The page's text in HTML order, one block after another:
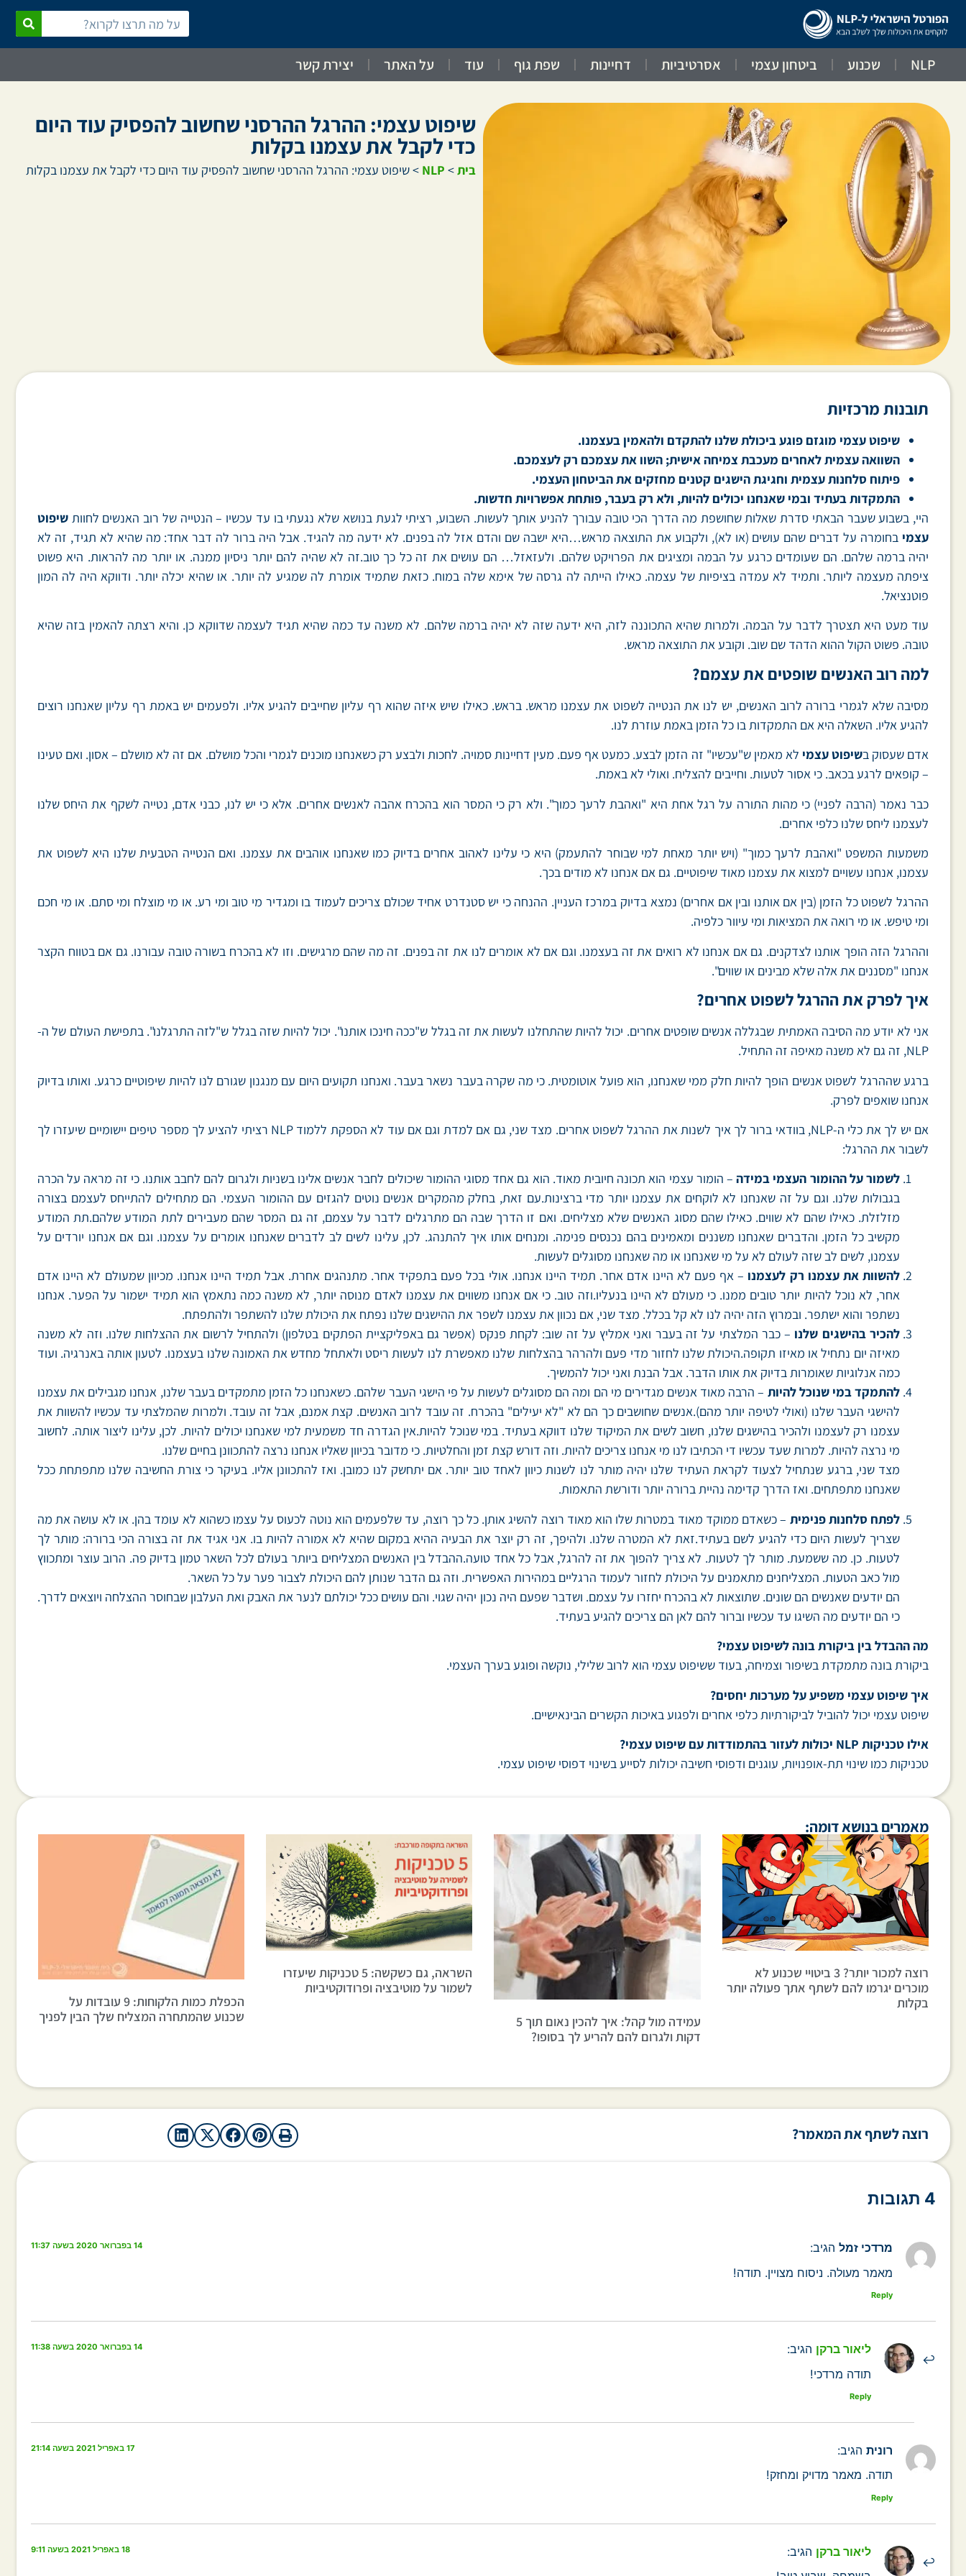
NLP שכנוע ביטחון עצמי אסרטיביות דחיינות שפת גוף עוד על האתר יצירת קשר
שיפוט עצמי: ההרגל ההרסני שחשוב להפסיק עוד היום
כדי לקבל את עצמנו בקלות
בית>
NLP
>שיפוט עצמי: ההרגל ההרסני שחשוב להפסיק עוד היום כדי לקבל את עצמנו בקלות
תובנות מרכזיות
שיפוט עצמי מוגזם פוגע ביכולת שלנו להתקדם ולהאמין בעצמנו.
השוואה עצמית לאחרים מעכבת צמיחה אישית; השוו את עצמכם רק לעצמכם.
פיתוח סלחנות עצמית וחגיגת הישגים קטנים מחזקים את הביטחון העצמי.
התמקדות בעתיד ובמי שאנחנו יכולים להיות, ולא רק בעבר, פותחת אפשרויות חדשות.
היי, בשבוע שעבר הבאתי סדרת שאלות שחושפת מה הדרך הכי טובה עבורך להניע אותך לעשות. השבוע, רציתי לגעת בנושא שלא נגעתי בו עד עכשיו – הנטייה של רוב האנשים לחוות שיפוט
עצמי בחומרה על דברים שהם עושים (או לא), ולקבוע את התוצאה מראש…היא ישבה שם והדם אזל לה בפנים. לא ידעה מה להגיד. אבל היה ברור לה דבר אחד: מה שהיא לא תגיד, זה לא
יהיה ברמה שלהם. הם שעומדים כרגע על הבמה ומציגים את הפרויקט שלהם. ולעזאזל… הם עושים את זה כל כך טוב.זה לא שהיה להם יותר ניסיון ממנה. או יותר מה להראות. היא פשוט
ציפתה מעצמה ליותר. ותמיד לא עמדה בציפיות של עצמה. כאילו הייתה לה גרסה של אימא שלה במוח. כזאת שתמיד אומרת לה שמגיע לה יותר. או שהיא יכלה יותר. ודווקא היה לה המון
פוטנציאל.
עוד מעט היא תצטרך לדבר על הבמה. ולמרות שהיא התכוננה לזה, היא ידעה שזה לא יהיה ברמה שלהם. לא משנה עד כמה שהיא תגיד לעצמה שדווקא כן. והיא רצתה להאמין בזה שהיא
טובה. פשוט הקול ההוא הדהד שם שוב. וקובע את התוצאה מראש.
למה רוב האנשים שופטים את עצמם?
מסיבה שלא לגמרי ברורה לרוב האנשים, יש לנו את הנטייה לשפוט את עצמנו מראש. בראש. כאילו שיש איזה שהוא רף עליון שחייבים להגיע אליו. ולפעמים יש באמת רף עליון שאנחנו רוצים
להגיע אליו. השאלה היא אם התמקדות בו כל הזמן באמת עוזרת לנו.
אדם שעסוק בשיפוט עצמי לא מאמין ש"עכשיו" זה הזמן לבצע. כמעט אף פעם. מעין דחיינות סמויה. לחכות ולבצע רק כשאנחנו מוכנים לגמרי והכל מושלם. אם זה לא מושלם – אסון. ואם טעינו
– קופאים לרגע בכאב. כי אסור לטעות. וחייבים להצליח. ואולי לא באמת.
כבר נאמר (הרבה לפניי) כי מהות התורה על רגל אחת היא "ואהבת לרעך כמוך". ולא רק כי המסר הוא בהכרח אהבה לאנשים אחרים. אלא כי יש לנו, כבני אדם, נטייה לשקף את היחס שלנו
לעצמנו ליחס שלנו כלפי אחרים.
משמעות המשפט "ואהבת לרעך כמוך" (ויש יותר מאחת למי שבוחר להתעמק) היא כי עלינו לאהוב אחרים בדיוק כמו שאנחנו אוהבים את עצמנו. ואם הנטייה הטבעית שלנו היא לשפוט את
עצמנו, אנחנו עשויים למצוא את עצמנו מאוד שיפוטיים. גם אם אנחנו לא מודים בכך.
ההרגל לשפוט כל הזמן (בין אם אותנו ובין אם אחרים) נמצא בדיוק במרכז העניין. ההנחה כי יש סטנדרט אחיד שכולם צריכים לעמוד בו ומגדיר מי טוב ומי רע. או מי מוצלח ומי סתם. או מי חכם
ומי טיפש. או מי רואה את המציאות ומי עיוור כלפיה.
וההרגל הזה הופך אותנו לצדקנים. גם אם אנחנו לא רואים את זה בעצמנו. וגם אם לא אומרים לנו את זה בפנים. זה מה שהם מרגישים. וזו לא בהכרח בשורה טובה עבורנו. גם אם בטווח הקצר
אנחנו "מסננים את אלה שלא מבינים או שווים".
איך לפרק את ההרגל לשפוט אחרים?
אני לא יודע מה הסיבה האמתית שבגללה אנשים שופטים אחרים. יכול להיות שהתחלנו לעשות את זה בגלל ש"ככה חינכו אותנו". יכול להיות שזה בגלל ש"לזה התרגלנו". בתפישת העולם של ה-
NLP, זה גם לא משנה מאיפה זה התחיל.
ברגע שההרגל לשפוט אנשים הופך להיות חלק ממי שאנחנו, הוא פועל אוטומטית. כי מה שקרה בעבר נשאר בעבר. ואנחנו תקועים היום עם מנגנון שגורם לנו להיות שיפוטיים כרגע. ואותו בדיוק
אנחנו שואפים לפרק.
אם יש לך את כלי ה-NLP, בוודאי ברור לך איך לשנות את ההרגל לשפוט אחרים. מצד שני, גם אם למדת וגם אם עוד לא הספקת ללמוד NLP רציתי להציע לך מספר טיפים יישומיים שיעזרו לך
לשבור את ההרגל:
לשמור על ההומור העצמי במידה– הומור עצמי הוא תכונה חיובית מאוד. הוא גם אחד מסוגי ההומור שיכולים לחבר אנשים אלינו בשניות ולגרום להם לחבב אותנו. כי זה מראה על הכרה
בגבולות שלנו. וגם על זה שאנחנו לא לוקחים את עצמנו יותר מדי ברצינות.עם זאת, בחלק מהמקרים אנשים נוטים להגזים עם ההומור העצמי. הם מתחילים להתייחס לעצמם בצורה
מזלזלת. כאילו שהם לא שווים. כאילו שהם מסוג האנשים שלא מצליחים. ואם זו הדרך שבה הם מתרגלים לדבר על עצמם, זה גם המסר שהם מעבירים לתת המודע שלהם.תת המודע
מקשיב כל הזמן. והדברים שאנחנו משננים ומאמינים בהם נכנסים פנימה. ומנחים אותו איך להתנהג. לכן, עלינו לשים לב לדברים שאנחנו אומרים על עצמנו. וגם אם אנחנו יורדים על
עצמנו, לשים לב שזה לעולם לא על מי שאנחנו או מה שאנחנו מסוגלים לעשות.
להשוות את עצמנו רק לעצמנו – אף פעם לא היינו אדם אחר. תמיד היינו אנחנו. אולי בכל פעם בתפקיד אחר. מתנהגים אחרת. אבל תמיד היינו אנחנו. מכיוון שמעולם לא היינו אדם
אחר, לא נוכל להיות יותר טובים ממנו. כי מעולם לא היינו בנעליו.וזה טוב. כי אם אנחנו משווים את עצמנו לאדם מנוסה יותר, לא משנה כמה נתאמץ הוא תמיד ישמור על הפער. אנחנו
נשתפר והוא ישתפר. ובמרוץ הזה יהיה לנו לא קל בכלל. מצד שני, אם נכוון את עצמנו לשפר את ההישגים שלנו נפתח את היכולת שלנו להשתפר ולהתפתח.
להכיר בהישגים שלנו – כבר המלצתי על זה בעבר ואני אמליץ על זה שוב: לקחת פנקס (אפשר גם באפליקציית הפתקים בטלפון) ולהתחיל לרשום את ההצלחות שלנו. וזה לא משנה
מאיזה יום נתחיל או מאיזו תקופה.היכולת שלנו לחזור מדי פעם ולהרהר בהצלחות שלנו מאפשרת לנו לעשות ריסט ולאתחל מחדש את האמונה שלנו בעצמנו. לטעון אותה באנרגיה. ועוד
כמה אנלוגיות שאומרות בדיוק את אותו הדבר. אבל הבנת ואני יכול להמשיך.
להתמקד במי שנוכל להיות – הרבה מאוד אנשים מגדירים מי הם ומה הם מסוגלים לעשות על פי הישגי העבר שלהם. כשאנחנו כל הזמן מתמקדים בעבר שלנו, אנחנו מגבילים את עצמנו
להישגי העבר שלנו (ואולי לטיפה יותר מהם).אנשים שחושבים כך הם לא "לא יעילים" בהכרח. זה עובד לרוב האנשים. קצת אמנם, אבל זה עובד. ולמרות שהמלצתי עד עכשיו להשוות את
עצמנו רק לעצמנו ולהכיר בהישגים שלנו, חשוב לשים את המיקוד שלנו דווקא בעתיד. במי שנוכל להיות.אין הגדרה חד משמעית למי שאנחנו יכולים להיות. לכן, עלינו ליצור אותה. לחשוב
מי נרצה להיות. למרות שעד עכשיו די הכתיבו לנו מי אנחנו צריכים להיות. וזה דורש קצת זמן והחלטיות. כי מדובר בכיוון שאליו אנחנו נרצה להתכוונן בחיים שלנו.
מצד שני, ברגע שנתחיל לצעוד לקראת העתיד שלנו יהיה מותר לנו לשנות כיוון לאחד טוב יותר. אם יתחשק לנו כמובן. ואז להתכוונן אליו. בעיקר כי צורת החשיבה שלנו מתפתחת ככל
שאנחנו מתפתחים. ואז הדרך קדימה נהיית ברורה יותר ודורשת התאמות.
לפתח סלחנות פנימית – כשאדם ממוקד מאוד במטרות שלו הוא מאוד רוצה להשיג אותן. כל כך רוצה, עד שלפעמים הוא נוטה לכעוס על עצמו כשהוא לא עומד בהן. או לא עושה את מה
שצריך לעשות היום כדי להגיע לשם בעתיד.זאת לא המטרה שלנו. ולהיפך, זה רק יוצר את הבעיה ההיא במקום שהיא לא אמורה להיות בו. אני אגיד את זה בצורה הכי ברורה: מותר לך
לטעות. כן. מה ששמעת. מותר לך לטעות. לא צריך להפוך את זה להרגל, אבל כל אחד טועה.ההבדל בין האנשים המצליחים ביותר בעולם לכל השאר טמון בדיוק פה. הרוב עוצר ומתכווץ
מול כאב הטעות. המצליחנים מתאמנים על היכולת לחזור לעמוד הרגליים במהירות האפשרית. וזה גם הדבר שנותן להם היכולת לצבור פער על כל השאר.
הם יודעים שאנשים הם שונים. שתוצאות לא בהכרח יחזרו על עצמם. ושדבר שפעם היה נכון יהיה שגוי. והם עושים ככל יכולתם לנער את האבק ואת העלבון שבחוסר ההצלחה ויוצאים לדרך.
כי הם יודעים מה השיגו עד עכשיו וברור להם לאן הם צריכים להגיע בעתיד.
מה ההבדל בין ביקורת בונה לשיפוט עצמי?
ביקורת בונה מתמקדת בשיפור וצמיחה, בעוד ששיפוט עצמי הוא לרוב שלילי, נוקשה ופוגע בערך העצמי.
איך שיפוט עצמי משפיע על מערכות יחסים?
שיפוט עצמי יכול להוביל לביקורתיות כלפי אחרים ולפגוע באיכות הקשרים הבינאישיים.
אילו טכניקות NLP יכולות לעזור בהתמודדות עם שיפוט עצמי?
טכניקות כמו שינוי תת-אופנויות, עוגנים ודפוסי חשיבה יכולות לסייע בשינוי דפוסי שיפוט עצמי.
מאמרים בנושא דומה:
רוצה למכור יותר? 3 ביטויי שכנוע לא
מוכרים יגרמו להם לשתף אתך פעולה יותר
בקלות
עמידה מול קהל: איך להכין נאום תוך 5
דקות ולגרום להם להריע לך בסופו?
השראה, גם כשקשה: 5 טכניקות שיעזרו
לשמור על מוטיבציה ופרודוקטיביות
הכפלת כמות הלקוחות: 9 עובדות על
שכנוע שהמתחרה המצליח שלך הבין לפניך
רוצה לשתף את המאמר?
4 תגובות
מרדכי זמל הגיב: 14 בפברואר 2020 בשעה 11:37
מאמר מעולה. ניסוח מצויין. תודה!
Reply
ליאור ברקן הגיב: 14 בפברואר 2020 בשעה 11:38
תודה מרדכי!
Reply
רונית הגיב: 17 באפריל 2021 בשעה 21:14
תודה. מאמר מדויק ומחזק!
Reply
ליאור ברקן הגיב: 18 באפריל 2021 בשעה 9:11